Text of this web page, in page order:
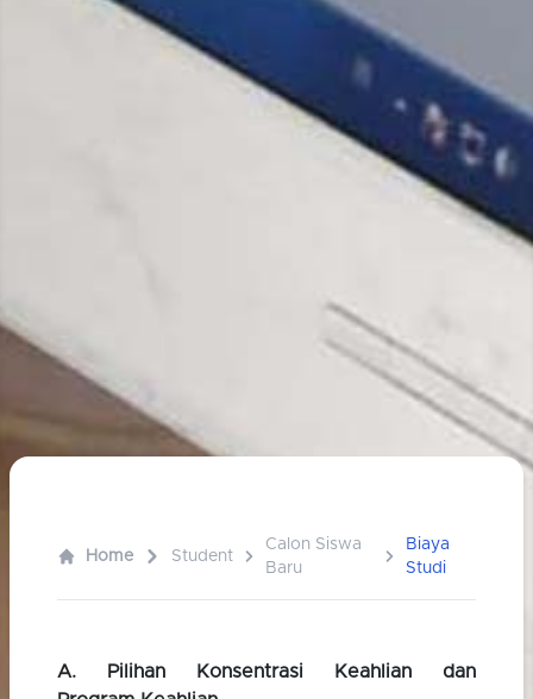
Home Student
Calon Siswa
Baru
Biaya
Studi
A. Pilihan Konsentrasi Keahlian dan